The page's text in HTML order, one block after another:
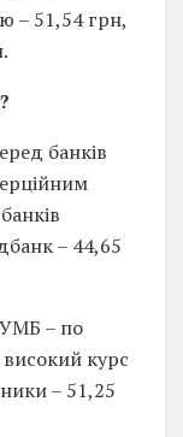
– 51,54 грн,
банків
– 44,65
– по
високий курс
– 51,25